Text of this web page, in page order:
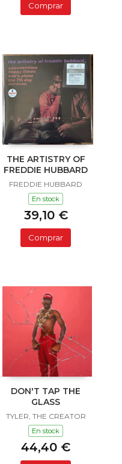
Comprar
THE ARTISTRY OF
FREDDIE HUBBARD
FREDDIE HUBBARD
En stock
39,10 €
Comprar
DON'T TAP THE
GLASS
TYLER, THE CREATOR
En stock
44,40 €